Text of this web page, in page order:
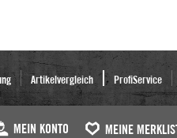
Artikelvergleich ProfiService
MEIN KONTO MEINE